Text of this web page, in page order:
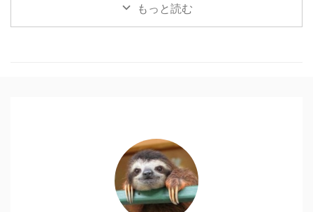
はそんなことない、作者にとても
敬意を表したく。稚拙ながら僕な
鬼である人間を切りながらも尊重
し、その先をあり方を強烈に訴え
もっと読む